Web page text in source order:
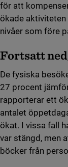
för att
ökade
nivåer som före
Fortsatt
De fysiska
27 procent
rapporterar ett
antalet
ökat. I vissa fall
var stängd, men
böcker från